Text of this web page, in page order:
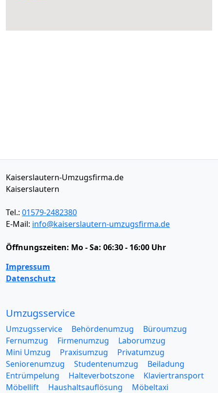
Kaiserslautern-Umzugsfirma.de
Kaiserslautern
Tel.: 01579-2482380
E-Mail: info@kaiserslautern-umzugsfirma.de
Öffnungszeiten: Mo - Sa: 06:30 - 16:00 Uhr
Impressum
Datenschutz
Umzugsservice
Umzugsservice Behördenumzug
Büroumzug
Fernumzug
Firmenumzug
Laborumzug
Mini Umzug
Praxisumzug
Privatumzug
Seniorenumzug
Studentenumzug
Beiladung
Entrümpelung
Halteverbotszone
Klaviertransport
Möbellift
Haushaltsauflösung
Möbeltaxi